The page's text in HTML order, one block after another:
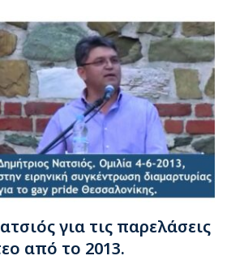
για τις παρελάσεις
από το 2013.